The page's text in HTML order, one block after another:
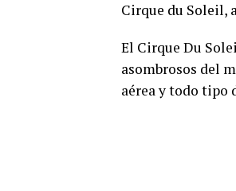
Cirque du Soleil,
El Cirque Du
asombrosos del
aérea y todo tipo